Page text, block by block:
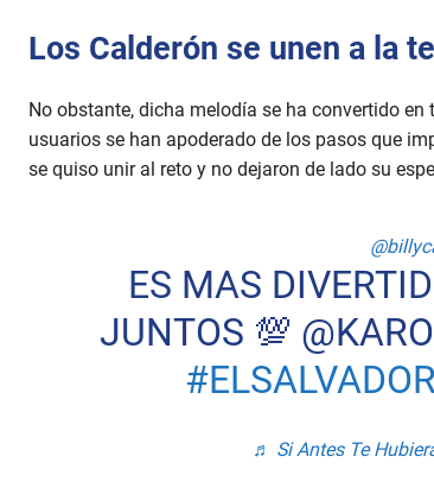
Los Calderón se unen a la
No obstante, dicha melodía se ha convertido
usuarios se han apoderado de los pasos que
se quiso unir al reto y no dejaron de lado su
ES MAS
JUNTOS 💯
♬ Si Antes Te